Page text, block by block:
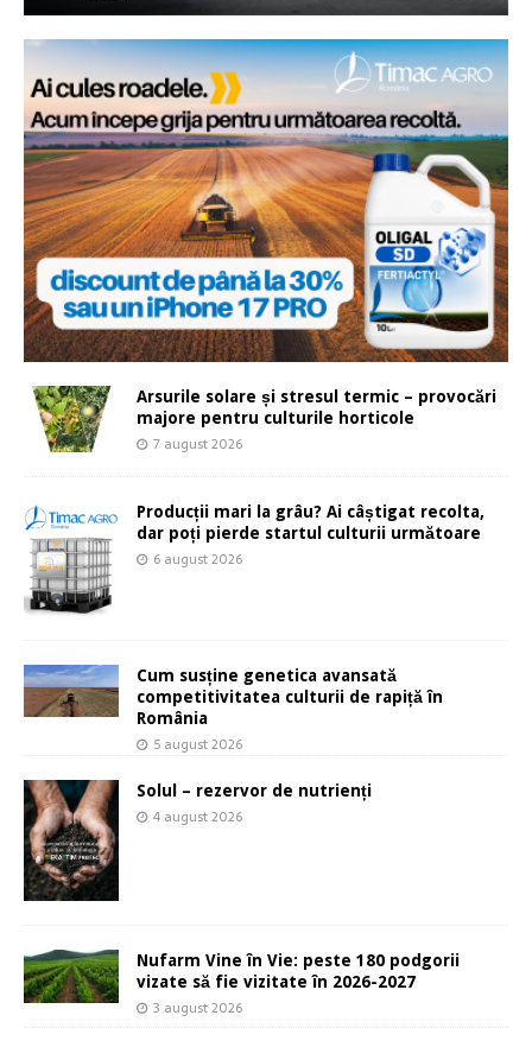
Arsurile solare și stresul termic – provocări
majore pentru culturile horticole
7 august 2026
Producții mari la grâu? Ai câștigat recolta,
dar poți pierde startul culturii următoare
6 august 2026
Cum susține genetica avansată
competitivitatea culturii de rapiță în
România
5 august 2026
Solul – rezervor de nutrienți
4 august 2026
Nufarm Vine în Vie: peste 180 podgorii
vizate să fie vizitate în 2026-2027
3 august 2026